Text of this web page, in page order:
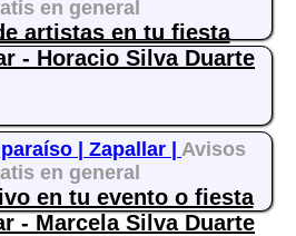
en general
artistas en tu fiesta
- Horacio Silva Duarte
| Zapallar | Avisos
en general
en tu evento o fiesta
- Marcela Silva Duarte